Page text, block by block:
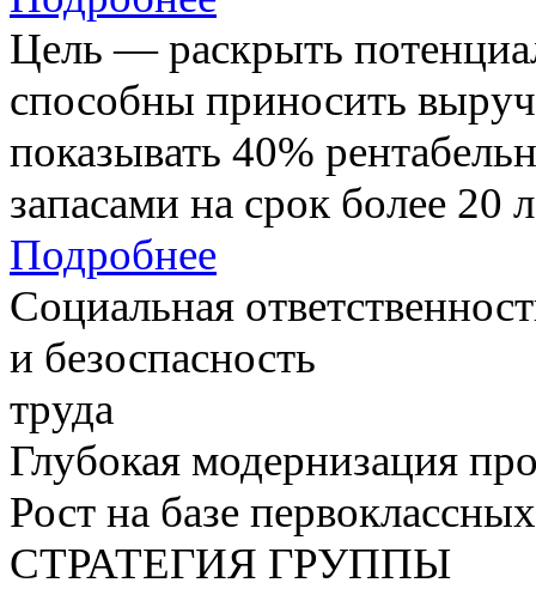
Цель — раскрыть
способны приносить
показывать 40%
запасами на срок более 20
Подробнее
Социальная
и безоспасность
труда
Глубокая модернизация
Рост на базе
СТРАТЕГИЯ ГРУППЫ